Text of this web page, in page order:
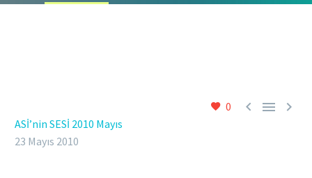
0   
ASİ’nin SESİ 2010 Mayıs
23 Mayıs 2010